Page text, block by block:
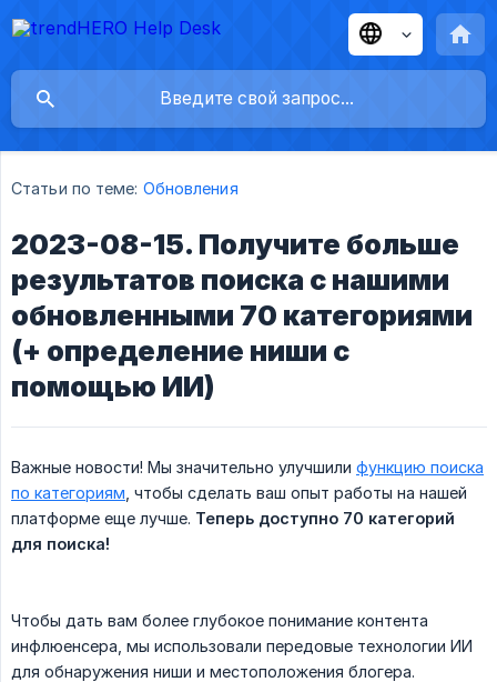
Статьи по теме: Обновления
2023-08-15. Получите больше
результатов поиска с нашими
обновленными 70 категориями
(+ определение ниши с
помощью ИИ)
Важные новости! Мы значительно улучшили функцию поиска
по категориям , чтобы сделать ваш опыт работы на нашей
платформе еще лучше. Теперь доступно 70 категорий
для поиска!
Чтобы дать вам более глубокое понимание контента
инфлюенсера, мы использовали передовые технологии ИИ
для обнаружения ниши и местоположения блогера.